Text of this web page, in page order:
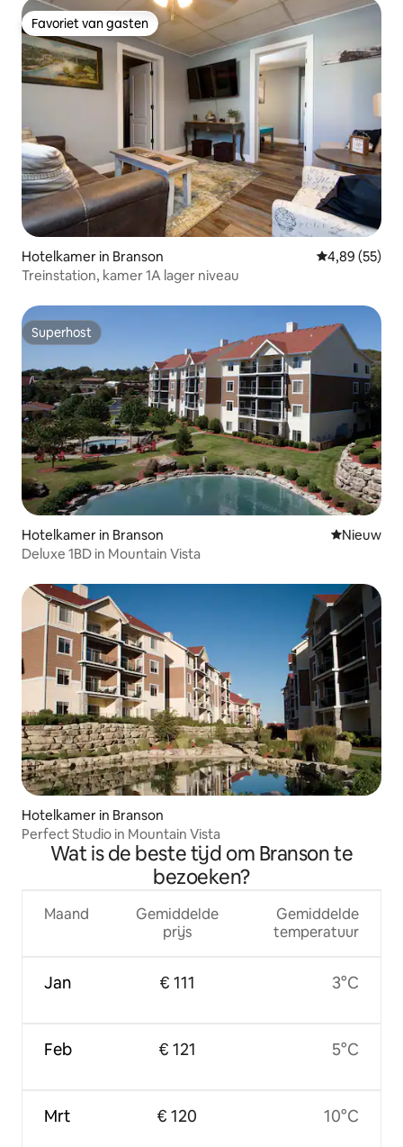
Favoriet van gasten
Favoriet van gasten
Hotelkamer in Branson Gemiddelde
4,89 (55)
Treinstation, kamer 1A lager niveau
Superhost
Superhost
Hotelkamer in Branson Nieuwe
Nieuw
Deluxe 1BD in Mountain Vista
Hotelkamer in Branson
Perfect Studio in Mountain Vista
Wat is de beste tijd om Branson te
bezoeken?
Maand
Jan
Feb
Mrt
Gemiddelde
prijs
€ 111
€ 121
€ 120
Gemiddelde
temperatuur
3°C
5°C
10°C